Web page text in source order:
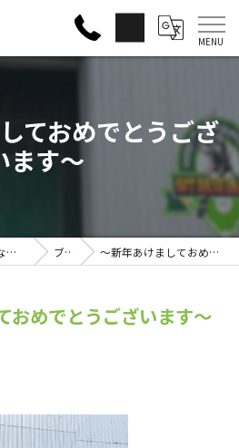
ておめでとうござ
ます〜
福岡のレンタルスペースならS・G・Tベースラボール ブログ 〜新年あけましておめでとうございます〜
おめでとうございます〜